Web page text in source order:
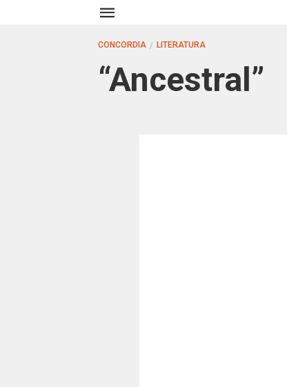
CONCORDIA LITERATURA
“Ancestral”